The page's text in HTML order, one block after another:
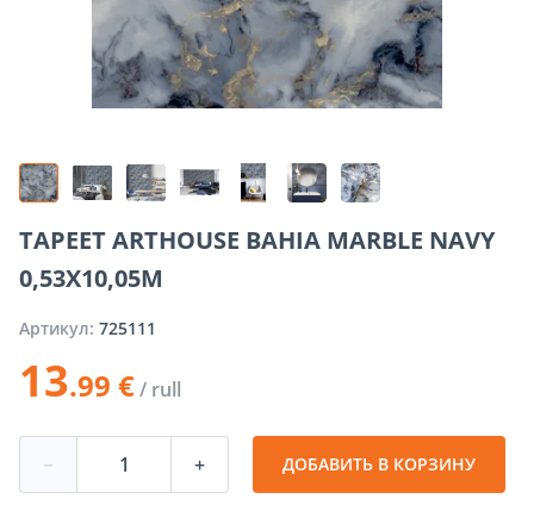
TAPEET ARTHOUSE BAHIA MARBLE NAVY
0,53X10,05M
Артикул: 725111
13.99 €/ rull
− + ДОБАВИТЬ В КОРЗИНУ